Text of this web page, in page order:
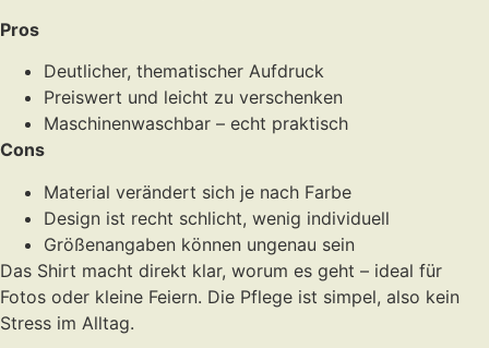
Pros
Deutlicher, thematischer Aufdruck
Preiswert und leicht zu verschenken
Maschinenwaschbar – echt praktisch
Cons
Material verändert sich je nach Farbe
Design ist recht schlicht, wenig individuell
Größenangaben können ungenau sein
Das Shirt macht direkt klar, worum es geht – ideal für
Fotos oder kleine Feiern. Die Pflege ist simpel, also kein
Stress im Alltag.